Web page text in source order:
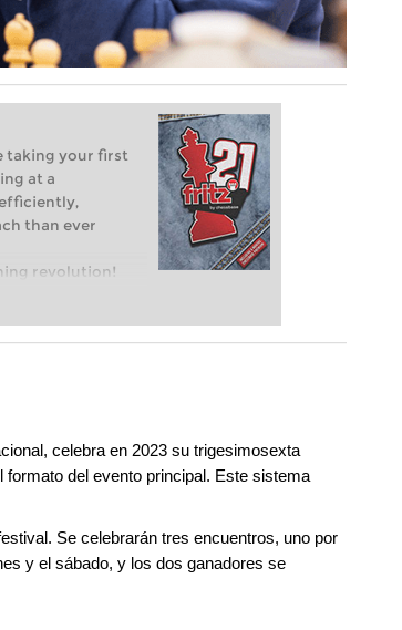
taking your first
at a
than ever
revolution!
of club chess,
celebra en 2023 su trigesimosexta
del evento principal. Este sistema
Se celebrarán tres encuentros, uno por
y el sábado, y los dos ganadores se